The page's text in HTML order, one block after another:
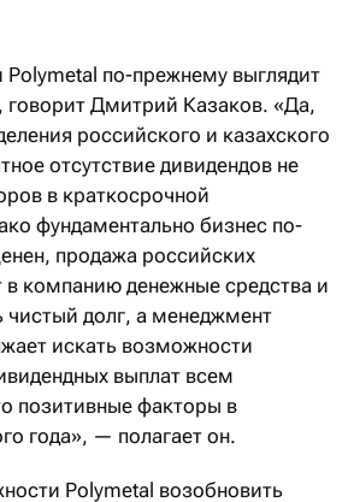
по-прежнему выглядит
Дмитрий Казаков. «Да,
российского и казахского
отсутствие дивидендов не
в краткосрочной
фундаментально бизнес по-
продажа российских
в компанию денежные средства и
чистый долг, а менеджмент
искать возможности
выплат всем
позитивные факторы в
года», — полагает он.
Polymetal возобновить